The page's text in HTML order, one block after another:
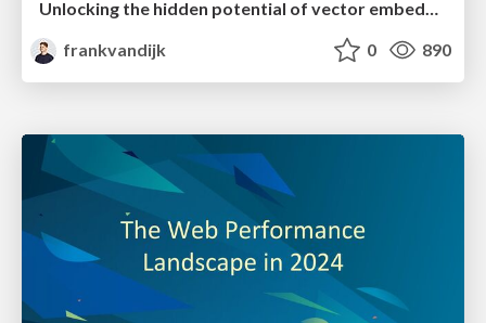
Unlocking the hidden potential of vector embeddings in international SEO
frankvandijk
0 890